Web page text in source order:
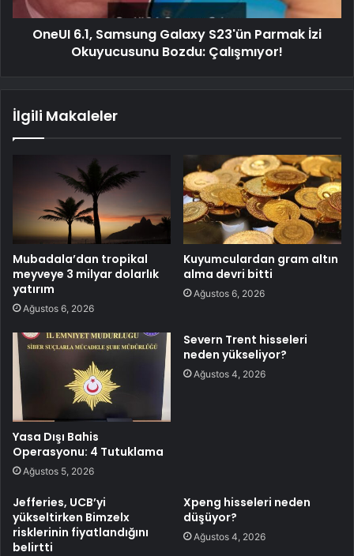
OneUI 6.1, Samsung Galaxy S23'ün Parmak İzi
Okuyucusunu Bozdu: Çalışmıyor!
İlgili Makaleler
Mubadala’dan tropikal
meyveye 3 milyar dolarlık
yatırım
Ağustos 6, 2026
Kuyumculardan gram altın
alma devri bitti
Ağustos 6, 2026
Yasa Dışı Bahis
Operasyonu: 4 Tutuklama
Ağustos 5, 2026
Severn Trent hisseleri
neden yükseliyor?
Ağustos 4, 2026
Jefferies, UCB’yi
yükseltirken Bimzelx
risklerinin fiyatlandığını
belirtti
Xpeng hisseleri neden
düşüyor?
Ağustos 4, 2026